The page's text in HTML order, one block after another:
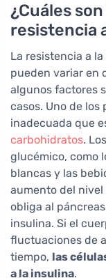
¿Cuáles
resistencia
La resistencia a
pueden variar en
algunos factores
casos. Uno de
inadecuada que
carbohidratos.
glucémico, como
blancas y las
aumento del nivel
obliga al
insulina. Si el
fluctuaciones de
tiempo, las
a la insulina.